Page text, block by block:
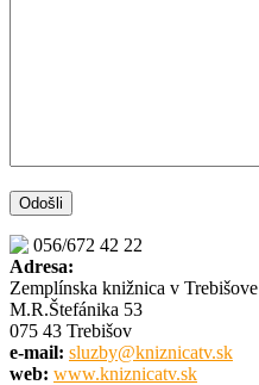
056/672 42 22
Adresa:
Zemplínska knižnica v Trebišove
M.R.Štefánika 53
075 43 Trebišov
e-mail: sluzby@kniznicatv.sk
web: www.kniznicatv.sk